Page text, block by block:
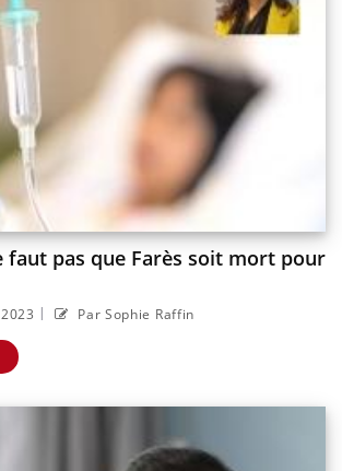
faut pas que Farès soit mort pour
| Par Sophie Raffin